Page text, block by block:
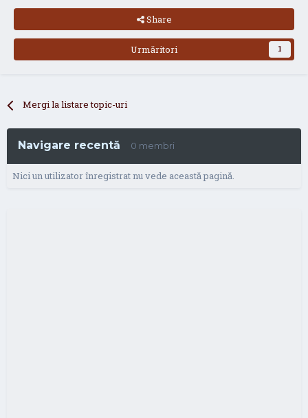
Share
Urmăritori 1
Mergi la listare topic-uri
Navigare recentă 0 membri
Nici un utilizator înregistrat nu vede această pagină.